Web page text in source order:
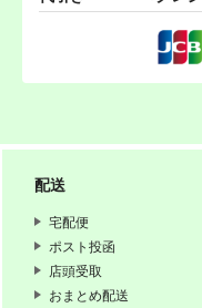
配送
宅配便
ポスト投函
店頭受取
おまとめ配送